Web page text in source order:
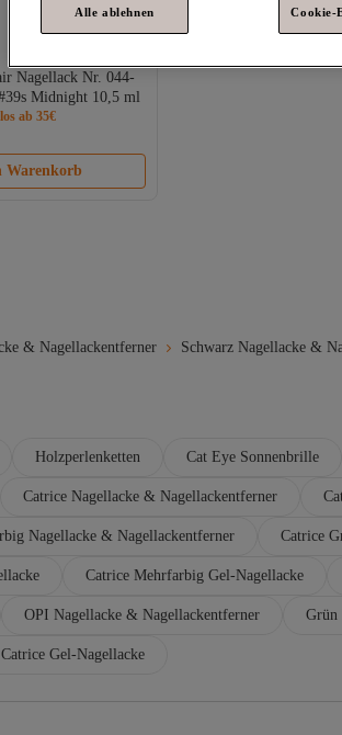
Nagellack Nr. 044-
Midnight 10,5 ml
ab 35€
Warenkorb
& Nagellackentferner Schwarz Nagellacke &
Holzperlenketten Cat Eye Sonnenbrille
Catrice Nagellacke & Nagellackentferner
Nagellacke & Nagellackentferner Catrice
Catrice Mehrfarbig Gel-Nagellacke
OPI Nagellacke & Nagellackentferner Grün
Catrice Gel-Nagellacke
Alle ablehnen Cookie-